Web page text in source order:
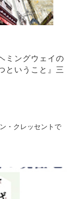
ミングウェイの
ということ』三
・クレッセントで